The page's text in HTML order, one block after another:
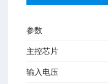
参数
主控芯片
输入电压